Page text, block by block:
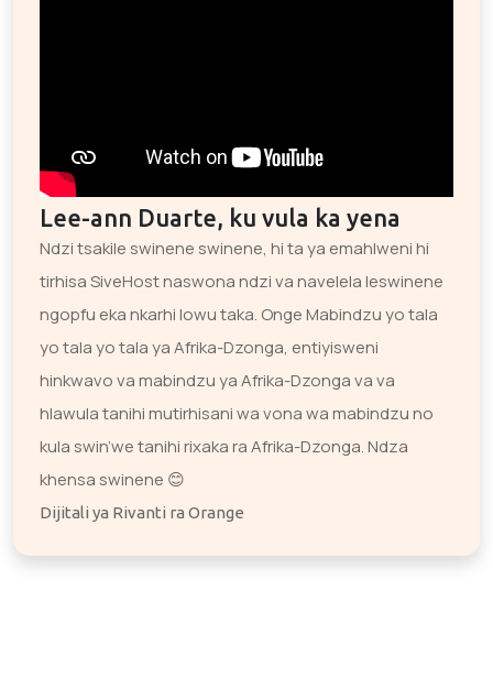
Lee-ann Duarte, ku vula ka yena
Ndzi tsakile swinene swinene, hi ta ya emahlweni hi
tirhisa SiveHost naswona ndzi va navelela leswinene
ngopfu eka nkarhi lowu taka. Onge Mabindzu yo tala
yo tala yo tala ya Afrika-Dzonga, entiyisweni
hinkwavo va mabindzu ya Afrika-Dzonga va va
hlawula tanihi mutirhisani wa vona wa mabindzu no
kula swin’we tanihi rixaka ra Afrika-Dzonga. Ndza
khensa swinene 😊
Dijitali ya Rivanti ra Orange